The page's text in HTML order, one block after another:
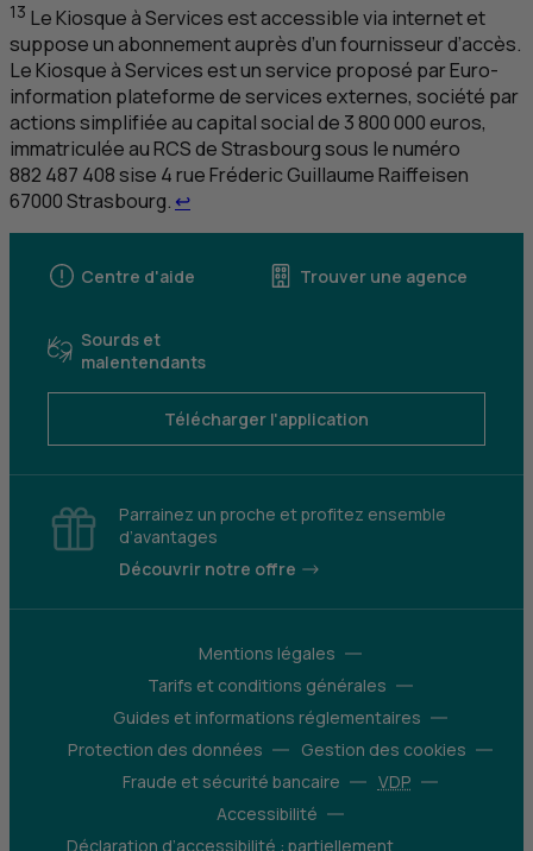
13 Le Kiosque à Services est accessible via internet et
suppose un abonnement auprès d’un fournisseur d’accès.
Le Kiosque à Services est un service proposé parEuro-
information plateforme de services externes, société par
actions simplifiée au capital social de 3 800 000 euros,
immatriculée auRCSde Strasbourg sous le numéro
882 487 408 sise 4 rue Fréderic Guillaume Raiffeisen
67000 Strasbourg. ↩Retour au renvoi 13
Centre d'aide Trouver une agence
Sourds et
malentendants
Télécharger l'application
Parrainez un proche et profitez ensemble
d’avantages
Découvrir notre offre
Mentions légales
Tarifs et conditions générales
Guides et informations réglementaires
Protection des données
Gestion des cookies
Fraude et sécurité bancaire
VDP
Accessibilité
Déclaration d’accessibilité : partiellement